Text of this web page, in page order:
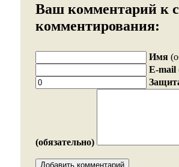
Ваш комментарий к
комментирования:
Имя
E-mail
(обязательно)